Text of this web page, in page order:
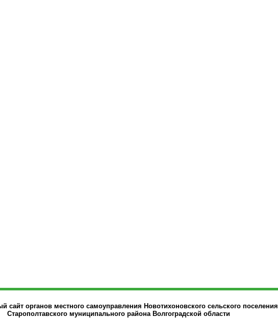
сайт органов местного самоуправления Новотихоновского сельского поселения
Старополтавского муниципального района Волгоградской области